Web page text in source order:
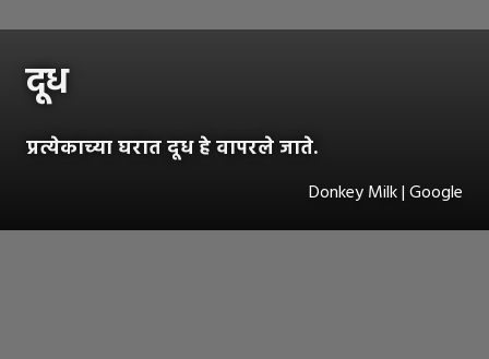
दूध
प्रत्येकाच्या घरात दूध हे वापरले जाते.
Donkey Milk | Google